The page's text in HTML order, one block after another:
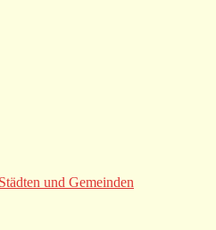
und Gemeinden